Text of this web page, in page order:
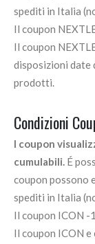
spediti in Italia
Il coupon
Il coupon
disposizioni date
prodotti.
Condizioni
I coupon
cumulabili. É
coupon possono
spediti in Italia
Il coupon ICON -
Il coupon ICON